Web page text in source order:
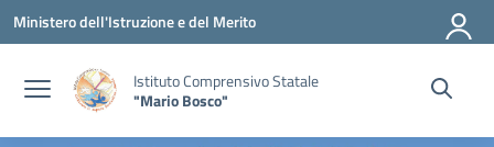
Vai ai contenuti
Vai al menu di navigazione
Vai al footer
Ministero dell'Istruzione e del Merito
Istituto Comprensivo Statale
"Mario Bosco"